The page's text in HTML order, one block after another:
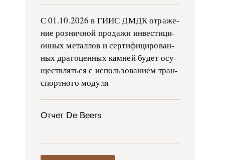
С 01.10.2026 в ГИИС ДМДК от­ра­же­
ние роз­ни­ч­ной про­да­жи ин­ве­сти­ци­
он­ных ме­тал­лов и сер­ти­фи­ци­ро­ван­
ных дра­го­цен­ных ка­м­ней бу­дет осу­
ще­ств­лять­ся с ис­поль­зо­ва­ни­ем тран­
с­пор­т­но­го мо­ду­ля
Отчет De Beers